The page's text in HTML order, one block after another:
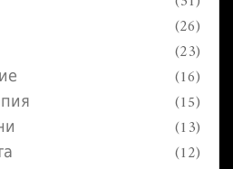
(26)
(23)
(16)
(15)
(13)
(12)